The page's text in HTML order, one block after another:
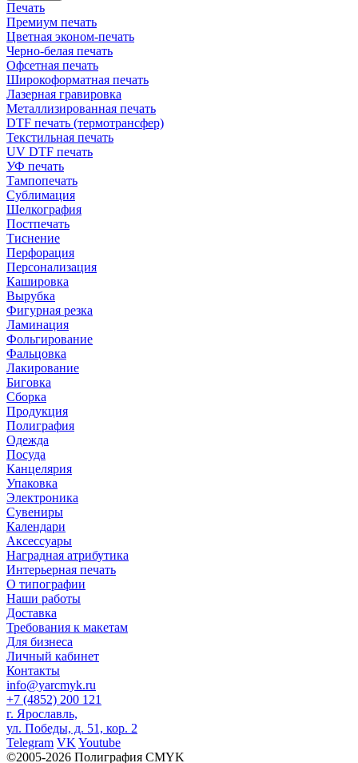
Печать
Премиум печать
Цветная эконом-печать
Черно-белая печать
Офсетная печать
Широкоформатная печать
Лазерная гравировка
Металлизированная печать
DTF печать (термотрансфер)
Текстильная печать
UV DTF печать
УФ печать
Тампопечать
Сублимация
Шелкография
Постпечать
Тиснение
Перфорация
Персонализация
Кашировка
Вырубка
Фигурная резка
Ламинация
Фольгирование
Фальцовка
Лакирование
Биговка
Сборка
Продукция
Полиграфия
Одежда
Посуда
Канцелярия
Упаковка
Электроника
Сувениры
Календари
Аксессуары
Наградная атрибутика
Интерьерная печать
О типографии
Наши работы
Доставка
Требования к макетам
Для бизнеса
Личный кабинет
Контакты
info@yarcmyk.ru
+7 (4852) 200 121
г. Ярославль,
ул. Победы, д. 51, кор. 2
Telegram VK Youtube
©2005-2026 Полиграфия CMYK